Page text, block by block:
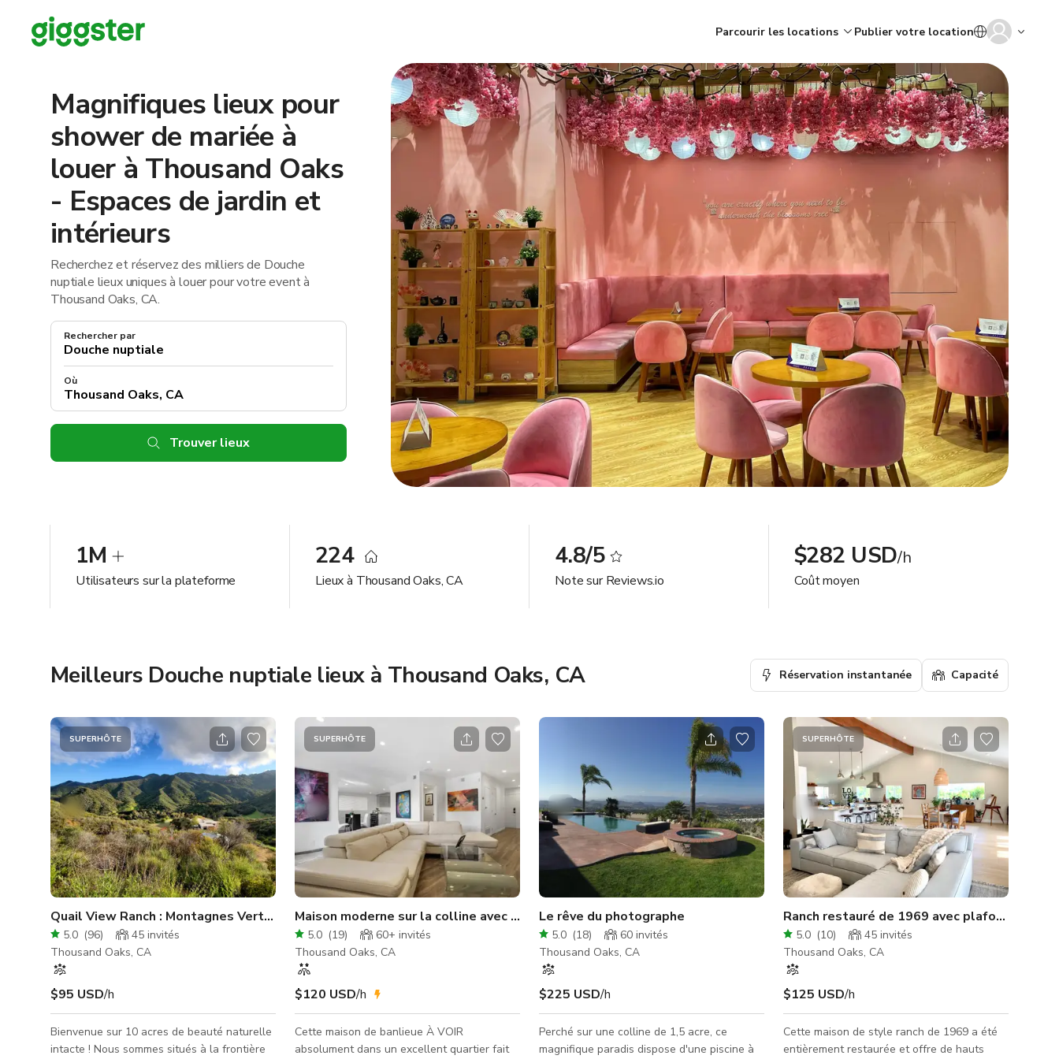
Parcourir les locations Publier votre location
Magnifiques lieux pour
shower de mariée à
louer à Thousand Oaks
- Espaces de jardin et
intérieurs
Recherchez et réservez des milliers de Douche
nuptiale lieux uniques à louer pour votre event à
Thousand Oaks, CA.
Rechercher par
Où
Trouver lieux
1M
Utilisateurs sur la plateforme
224
Lieux à Thousand Oaks, CA
4.8/5
Note sur Reviews.io
$282 USD/h
Coût moyen
Meilleurs Douche nuptiale lieux à Thousand Oaks, CA Réservation instantanée Capacité
SUPERHÔTE
Quail View Ranch : Montagnes Vertes, Sentiers, Chênes, Calme
5.0 (96) 45 invités
Thousand Oaks, CA
$95 USD/h
Bienvenue sur 10 acres de beauté naturelle
intacte ! Nous sommes situés à la frontière
SUPERHÔTE
Maison moderne sur la colline avec une touche colorée
5.0 (19) 60+ invités
Thousand Oaks, CA
$120 USD/h
Cette maison de banlieue À VOIR
absolument dans un excellent quartier fait
Le rêve du photographe
5.0 (18) 60 invités
Thousand Oaks, CA
$225 USD/h
Perché sur une colline de 1,5 acre, ce
magnifique paradis dispose d'une piscine à
SUPERHÔTE
Ranch restauré de 1969 avec plafonds
5.0 (10) 45 invités
Thousand Oaks, CA
$125 USD/h
Cette maison de style ranch de 1969 a été
entièrement restaurée et offre de hauts